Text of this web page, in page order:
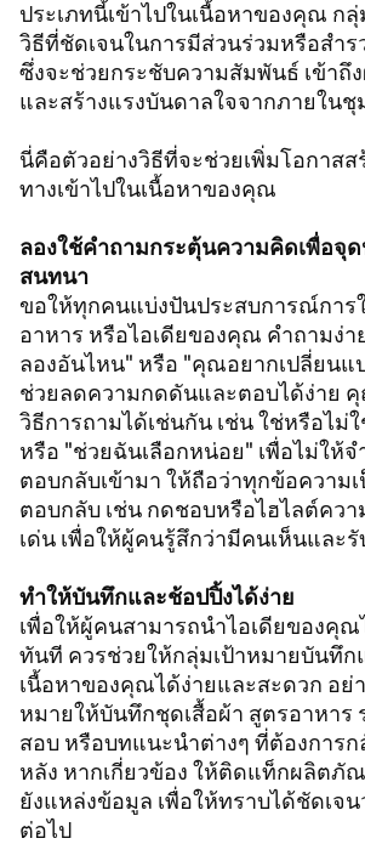
ประเภทนี้เข้าไปในเนื้อหาของคุณ ก
วิธีที่ชัดเจนในการมีส่วนร่วมหรือสำ
ซึ่งจะช่วยกระชับความสัมพันธ์ เข้าถึ
และสร้างแรงบันดาลใจจากภายใน
นี่คือตัวอย่างวิธีที่จะช่วยเพิ่มโอกาสส
ทางเข้าไปในเนื้อหาของคุณ
ลองใช้คำถามกระตุ้นความคิดเพื่อจุ
สนทนา
ขอให้ทุกคนแบ่งปันประสบการณ์กา
อาหาร หรือไอเดียของคุณ คำถามง่า
ลองอันไหน" หรือ "คุณอยากเปลี่ยนแ
ช่วยลดความกดดันและตอบได้ง่าย
วิธีการถามได้เช่นกัน เช่น ใช่หรือไม่
หรือ "ช่วยฉันเลือกหน่อย" เพื่อไม่ให้จ
ตอบกลับเข้ามา ให้ถือว่าทุกข้อความ
ตอบกลับ เช่น กดชอบหรือไฮไลต์คว
เด่น เพื่อให้ผู้คนรู้สึกว่ามีคนเห็นและรั
ทำให้บันทึกและช้อปปิ้งได้ง่าย
เพื่อให้ผู้คนสามารถนำไอเดียของคุณ
ทันที ควรช่วยให้กลุ่มเป้าหมายบันทึ
เนื้อหาของคุณได้ง่ายและสะดวก อย่
หมายให้บันทึกชุดเสื้อผ้า สูตรอาหาร
สอบ หรือบทแนะนำต่างๆ ที่ต้องการ
หลัง หากเกี่ยวข้อง ให้ติดแท็กผลิตภั
ยังแหล่งข้อมูล เพื่อให้ทราบได้ชัดเจน
ต่อไป